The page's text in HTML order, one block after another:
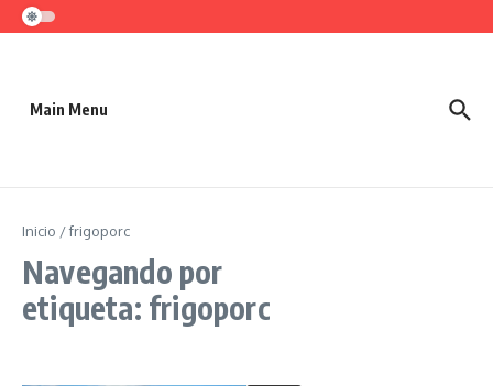
Saltar al contenido
Main Menu
Inicio /frigoporc
Navegando por
etiqueta: frigoporc